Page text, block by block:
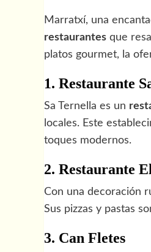
Marratxí, una
restaurantes que
platos gourmet, la
1. Restaurante
Sa Ternella es un
locales. Este
toques modernos.
2. Restaurante
Con una decoración
Sus pizzas y pastas
3. Can Fletes